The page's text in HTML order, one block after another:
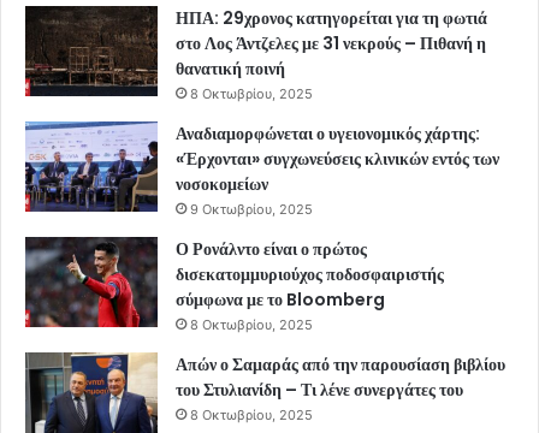
ΗΠΑ: 29χρονος κατηγορείται για τη φωτιά
στο Λος Άντζελες με 31 νεκρούς – Πιθανή η
θανατική ποινή
8 Οκτωβρίου, 2025
Αναδιαμορφώνεται ο υγειονομικός χάρτης:
«Έρχονται» συγχωνεύσεις κλινικών εντός των
νοσοκομείων
9 Οκτωβρίου, 2025
Ο Ρονάλντο είναι ο πρώτος
δισεκατομμυριούχος ποδοσφαιριστής
σύμφωνα με το Bloomberg
8 Οκτωβρίου, 2025
Απών ο Σαμαράς από την παρουσίαση βιβλίου
του Στυλιανίδη – Τι λένε συνεργάτες του
8 Οκτωβρίου, 2025